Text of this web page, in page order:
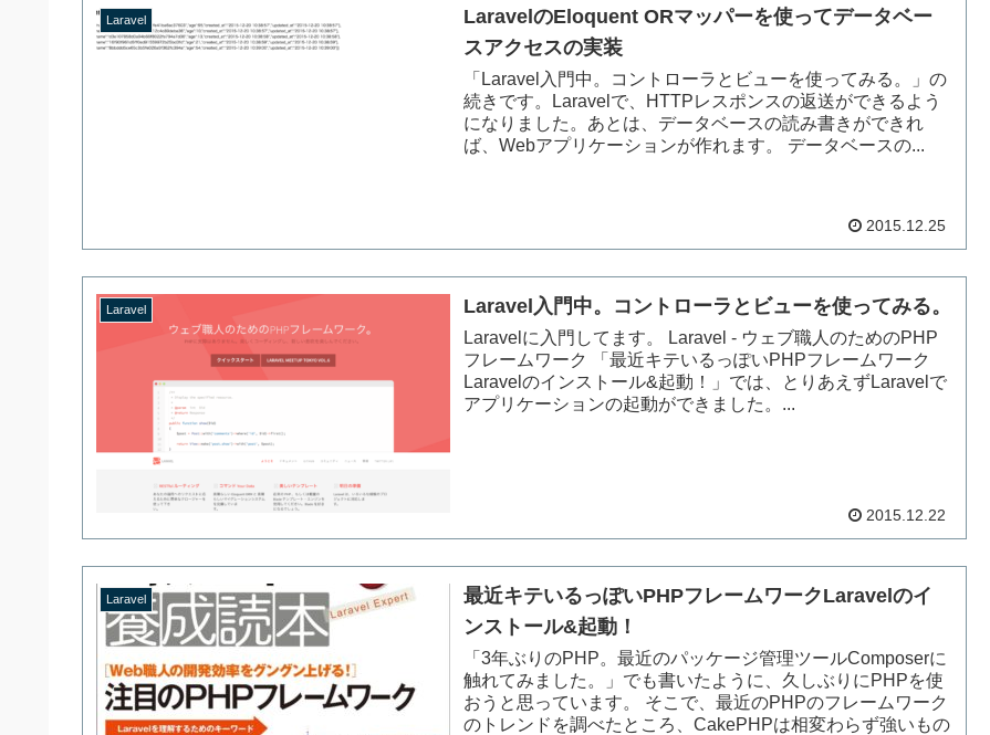
Laravel
LaravelのEloquent ORマッパーを使ってデータベー
スアクセスの実装
「Laravel入門中。コントローラとビューを使ってみる。」の
続きです。Laravelで、HTTPレスポンスの返送ができるよう
になりました。あとは、データベースの読み書きができれ
ば、Webアプリケーションが作れます。 データベースの...
2015.12.25
Laravel Laravel入門中。コントローラとビューを使ってみる。
Laravelに入門してます。 Laravel - ウェブ職人のためのPHP
フレームワーク 「最近キテいるっぽいPHPフレームワーク
Laravelのインストール&起動！」では、とりあえずLaravelで
アプリケーションの起動ができました。...
2015.12.22
Laravel
最近キテいるっぽいPHPフレームワークLaravelのイ
ンストール&起動！
「3年ぶりのPHP。最近のパッケージ管理ツールComposerに
触れてみました。」でも書いたように、久しぶりにPHPを使
おうと思っています。 そこで、最近のPHPのフレームワーク
のトレンドを調べたところ、CakePHPは相変わらず強いもの